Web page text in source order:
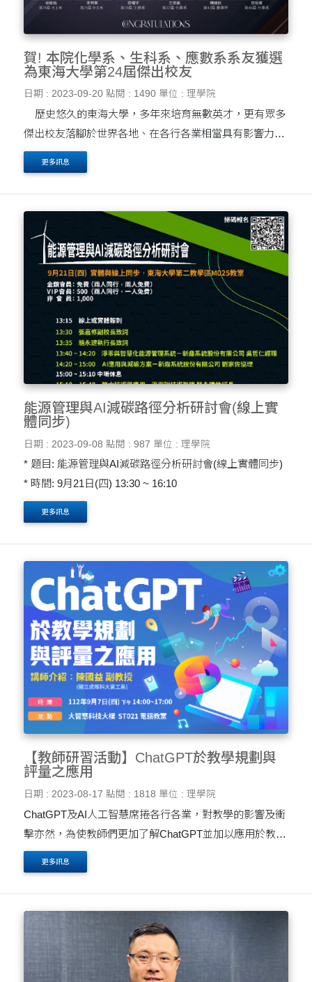
賀! 本院化學系、生科系、應數系系友獲選
為東海大學第24屆傑出校友
日期 : 2023-09-20 點閱 : 1490 單位 : 理學院
歷史悠久的東海大學，多年來培育無數英才，更有眾多
傑出校友落腳於世界各地、在各行各業相當具有影響力。
東海大學第24屆傑出校友遴選名單(5)日出爐，共6位傑出
校友當選，其中四位為本院所屬學系系友，其....
更多訊息
能源管理與AI減碳路徑分析研討會(線上實
體同步)
日期 : 2023-09-08 點閱 : 987 單位 : 理學院
* 題目: 能源管理與AI減碳路徑分析研討會(線上實體同步)
* 時間: 9月21日(四) 13:30 ~ 16:10
更多訊息
【教師研習活動】ChatGPT於教學規劃與
評量之應用
日期 : 2023-08-17 點閱 : 1818 單位 : 理學院
ChatGPT及AI人工智慧席捲各行各業，對教學的影響及衝
擊亦然，為使教師們更加了解ChatGPT並加以應用於教學
上
更多訊息